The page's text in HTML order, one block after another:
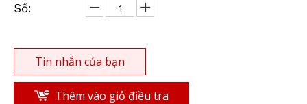
Số:
Tin nhắn của bạn
Thêm vào giỏ điều tra